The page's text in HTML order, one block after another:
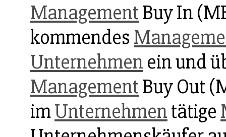
ManagementBuy In
kommendes
Unternehmen ein und
ManagementBuy Out
imUnternehmentätige